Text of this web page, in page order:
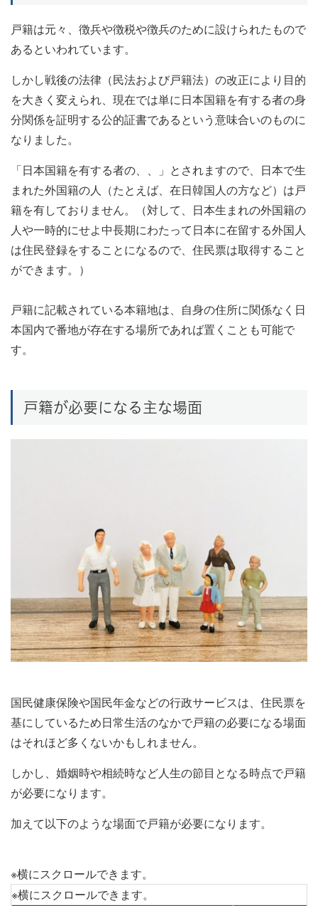
戸籍は元々、徴兵や徴税や徴兵のために設けられたもので
あるといわれています。
しかし戦後の法律（民法および戸籍法）の改正により目的
を大きく変えられ、現在では単に日本国籍を有する者の身
分関係を証明する公的証書であるという意味合いのものに
なりました。
「日本国籍を有する者の、、」とされますので、日本で生
まれた外国籍の人（たとえば、在日韓国人の方など）は戸
籍を有しておりません。（対して、日本生まれの外国籍の
人や一時的にせよ中長期にわたって日本に在留する外国人
は住民登録をすることになるので、住民票は取得すること
ができます。）
戸籍に記載されている本籍地は、自身の住所に関係なく日
本国内で番地が存在する場所であれば置くことも可能で
す。
戸籍が必要になる主な場面
国民健康保険や国民年金などの行政サービスは、住民票を
基にしているため日常生活のなかで戸籍の必要になる場面
はそれほど多くないかもしれません。
しかし、婚姻時や相続時など人生の節目となる時点で戸籍
が必要になります。
加えて以下のような場面で戸籍が必要になります。